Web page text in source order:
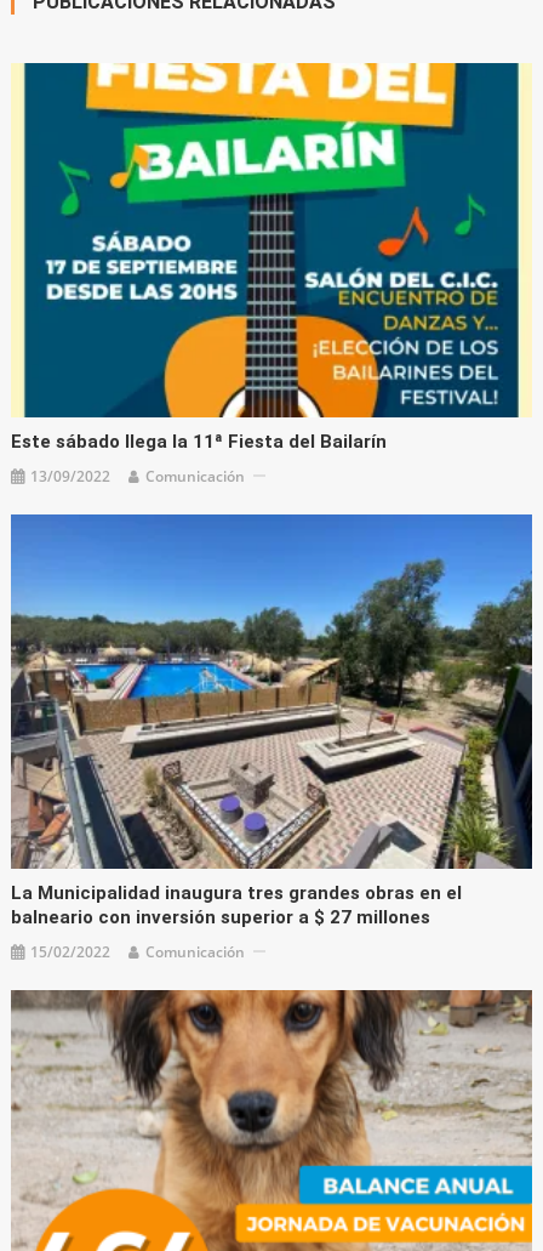
Este sábado llega la 11ª Fiesta del Bailarín
13/09/2022 Comunicación
La Municipalidad inaugura tres grandes obras en el
balneario con inversión superior a $ 27 millones
15/02/2022 Comunicación